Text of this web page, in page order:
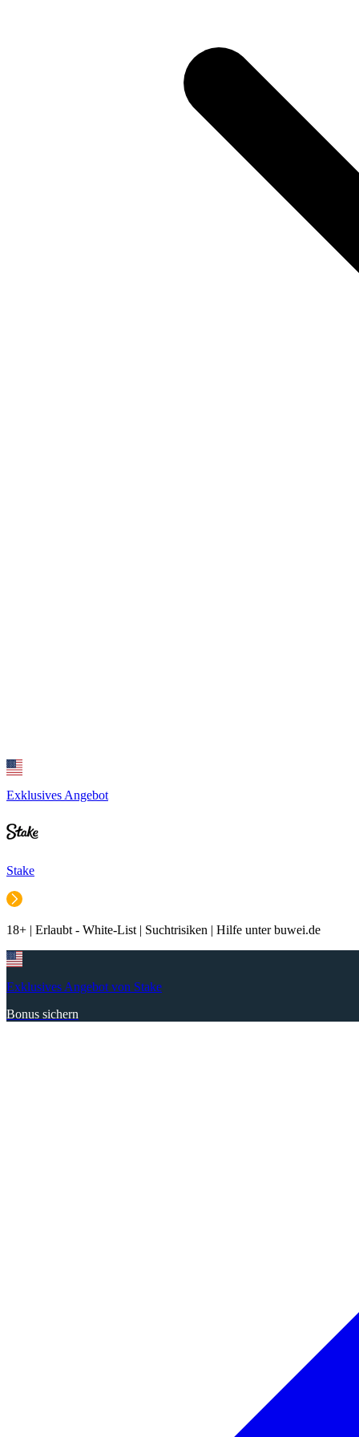
Exklusives Angebot
Stake
18+ | Erlaubt - White-List | Suchtrisiken | Hilfe unter buwei.de
Exklusives Angebot von Stake
Bonus sichern